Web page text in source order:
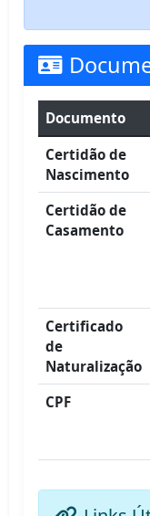
Documento
Certidão de
Nascimento
Certidão de
Casamento
Certificado
de
Naturalização
CPF